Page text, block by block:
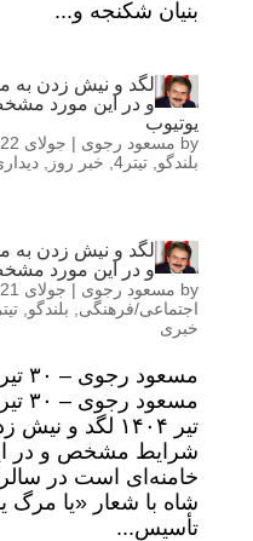
بنیان شکنجه و...
لگد و نیش زدن
و در این مورد
یوتیوب
by مسعود رجوی | جولای 22, 2025 7:52 ب.ظ
بلندگو تیتر4 , خبر روز
لگد و نیش زدن
و در این مورد
by مسعود رجوی | جولای 21, 2025 9:09 ق.ظ
اجتماعی/فرهنگی
بلندگو تیتر4
خبری
تیر ۱۴۰۴ لگد
شرایط مشخص و در
شاه با شعار «یا مرگ
تأسیس...